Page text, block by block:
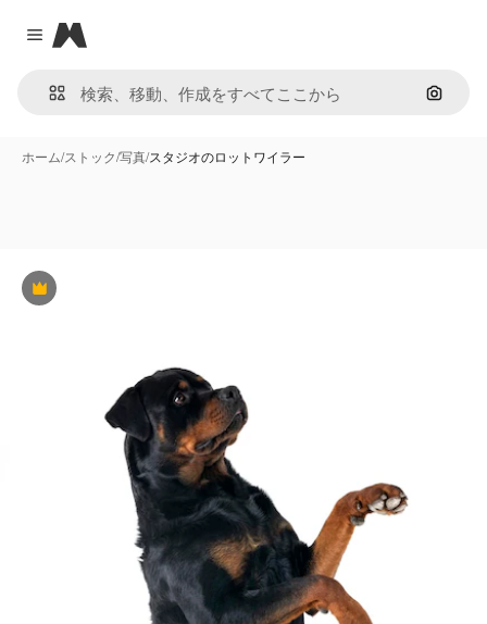
Close menu
Magnific
画像で
ホーム/ストック/写真/スタジオのロットワイラー
Premium